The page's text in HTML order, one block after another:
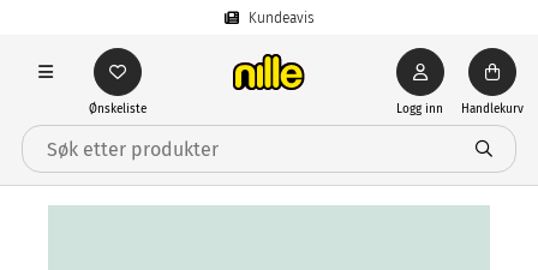
Kundeavis
Ønskeliste Logg inn Handlekurv